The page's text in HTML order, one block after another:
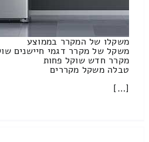
משקלו של המקרר בממוצע
משקל של מקרר דגמי חיישנים
מקרר חדש שוקל פחות
טבלה משקל מקררים
[…]